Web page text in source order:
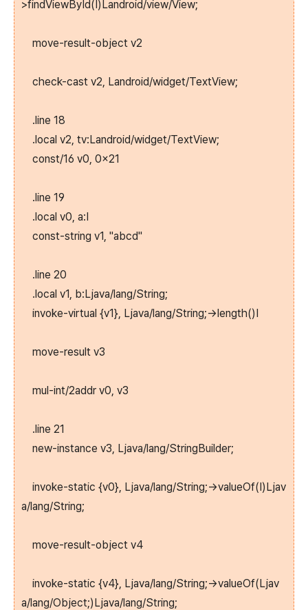
>findViewById(I)Landroid/view/View;
move-result-object v2
check-cast v2, Landroid/widget/TextView;
.line 18
.local v2, tv:Landroid/widget/TextView;
const/16 v0, 0x21
.line 19
.local v0, a:I
const-string v1, "abcd"
.line 20
.local v1, b:Ljava/lang/String;
invoke-virtual {v1}, Ljava/lang/String;->length()I
move-result v3
mul-int/2addr v0, v3
.line 21
new-instance v3, Ljava/lang/StringBuilder;
invoke-static {v0}, Ljava/lang/String;->valueOf(I)Ljav
a/lang/String;
move-result-object v4
invoke-static {v4}, Ljava/lang/String;->valueOf(Ljav
a/lang/Object;)Ljava/lang/String;